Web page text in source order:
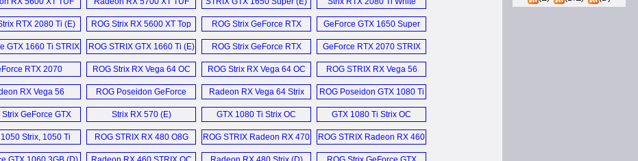
Gaming X Trio (D)
EVO (E)
EVO (E)
Edition (E)
RTX 2080 Ti (E)
ROG Strix RX 5600 XT Top
Edition (E)
ROG Strix GeForce RTX
2070 Super OC (E)
GeForce GTX 1650 Super
STRIX OC (E)
GTX 1660 Ti STRIX
OC 6GB (E)
ROG STRIX GTX 1660 Ti (E)
ROG Strix GeForce RTX
2060 OC (E)
GeForce RTX 2070 STRIX
OC 8GB (E)
RTX 2070
Turbo (D)
ROG Strix RX Vega 64 OC
Edition (E)
ROG Strix RX Vega 64 OC
Edition 8GB (E)
ROG STRIX RX Vega 56
O8G Gaming (E)
RX Vega 56
Strix (D)
ROG Poseidon GeForce
GTX 1080 Ti Platinum (E)
Radeon RX Vega 64 Strix
Grafikkarten (D)
ROG Poseidon GTX 1080 Ti
Platinum Edition (E)
Strix GeForce GTX
OC 8GB Video
Card (E)
Strix RX 570 (E)
GTX 1080 Ti Strix OC
Grafikkarten (D)
GTX 1080 Ti Strix OC
11GB (E)
Strix, 1050 Ti
GTX 1050 Gaming
ROG STRIX RX 480 O8G
Gaming (E)
ROG STRIX Radeon RX 470
OC (D)
ROG STRIX Radeon RX 460
OC Grafikkarten (D)